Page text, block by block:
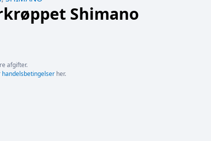
Shimano
afgifter.
handelsbetingelser her.